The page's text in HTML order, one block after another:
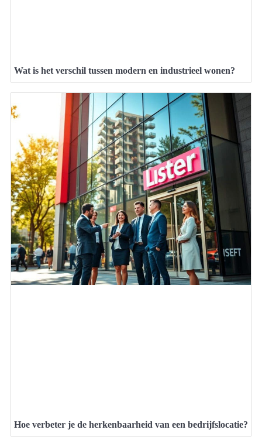
Wat is het verschil tussen modern en industrieel wonen?
Hoe verbeter je de herkenbaarheid van een bedrijfslocatie?